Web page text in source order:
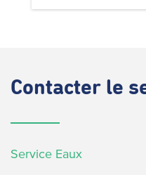
Contacter le
Service Eaux